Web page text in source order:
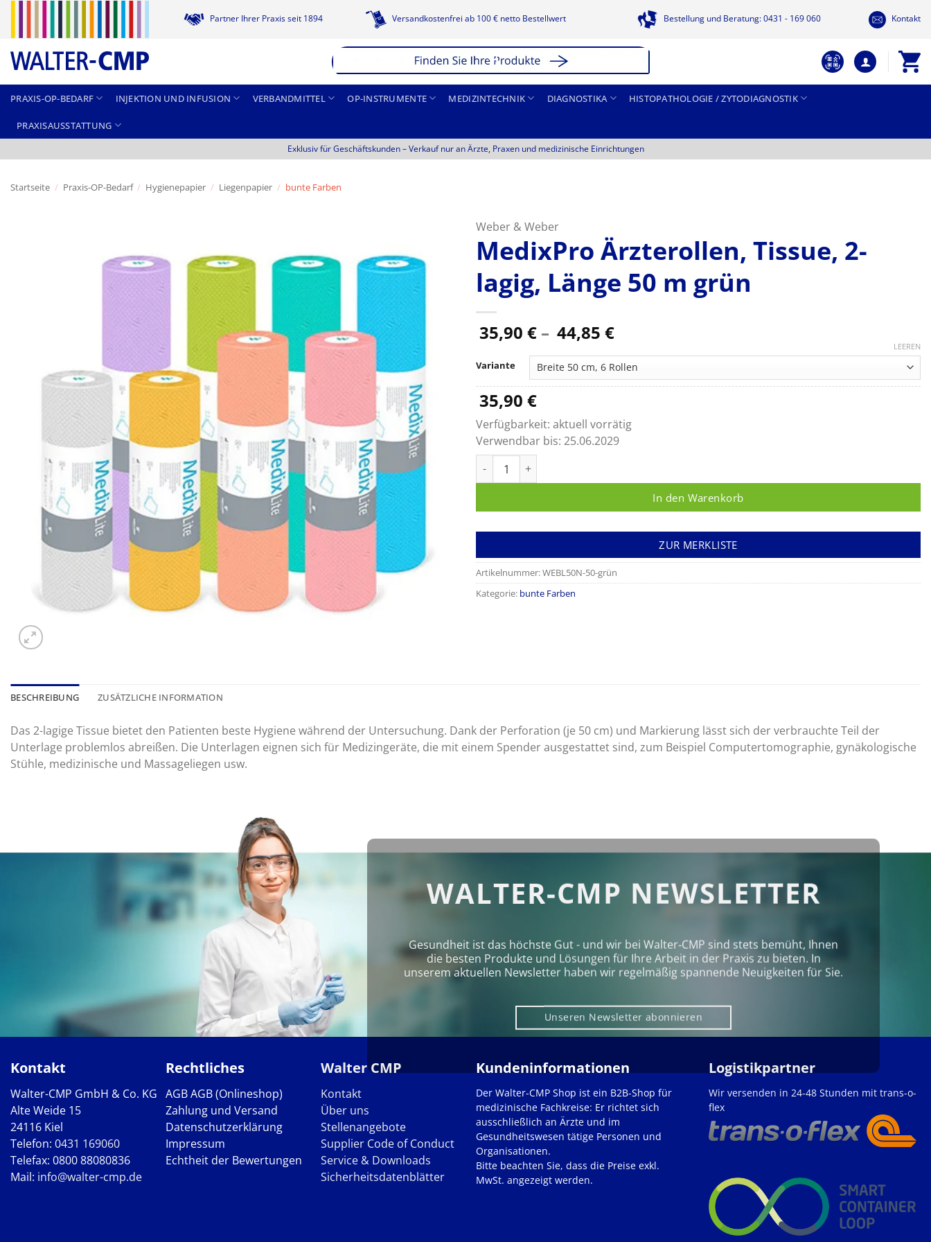
springen
Partner Ihrer Praxis seit 1894 Versandkostenfrei ab 100 € netto Bestellwert Bestellung und Beratung: 0431 - 169 060 Kontakt
PRAXIS-OP-BEDARF INJEKTION UND INFUSION VERBANDMITTEL OP-INSTRUMENTE MEDIZINTECHNIK DIAGNOSTIKA HISTOPATHOLOGIE / ZYTODIAGNOSTIK
PRAXISAUSSTATTUNG
Exklusiv für Geschäftskunden –Verkauf nur an Ärzte, Praxen und medizinische Einrichtungen
Startseite / Praxis-OP-Bedarf / Hygienepapier / Liegenpapier / bunte Farben
Weber & Weber
MedixPro Ärzterollen, Tissue, 2-
lagig, Länge 50 m grün
35,90 € – 44,85 €Preisspanne:
bis
44,85 €
Variante
LEEREN
35,90 €
Verfügbarkeit: aktuell vorrätig
Verwendbar bis: 25.06.2029
In den Warenkorb
ZUR MERKLISTE
Artikelnummer:WEBL50N-50-grün
Kategorie: bunte Farben
BESCHREIBUNG ZUSÄTZLICHE INFORMATION
Das 2-lagige Tissue bietet den Patienten beste Hygiene während der Untersuchung. Dank der Perforation (je 50 cm) und Markierung lässt sich der verbrauchte Teil der
Unterlage problemlos abreißen. Die Unterlagen eignen sich für Medizingeräte, die mit einem Spender ausgestattet sind, zum Beispiel Computertomographie, gynäkologische
Stühle, medizinische und Massageliegen usw.
WALTER-CMP NEWSLETTER
Gesundheit ist das höchste Gut - und wir bei Walter‑CMP sind stets bemüht, Ihnen
die besten Produkte und Lösungen für Ihre Arbeit in der Praxis zu bieten. In
unserem aktuellen Newsletter haben wir regelmäßig spannende Neuigkeiten für Sie.
Unseren Newsletter abonnieren
Kontakt
Walter-CMP GmbH & Co. KG
Alte Weide 15
24116 Kiel
Telefon: 0431 169060
Telefax: 0800 88080836
Mail: info@walter-cmp.de
Rechtliches
AGBAGB (Onlineshop)
Zahlung und Versand
Datenschutzerklärung
Impressum
Echtheit der Bewertungen
Walter CMP
Kontakt
Über uns
Stellenangebote
Supplier Code of Conduct
Service & Downloads
Sicherheitsdatenblätter
Kundeninformationen
Der Walter-CMP Shop ist ein B2B-Shop für
medizinische Fachkreise: Er richtet sich
ausschließlich an Ärzte und im
Gesundheitswesen tätige Personen und
Organisationen.
Bitte beachten Sie, dass die Preise exkl.
MwSt. angezeigt werden.
Logistikpartner
Wir versenden in 24-48 Stunden mit trans-o-
flex